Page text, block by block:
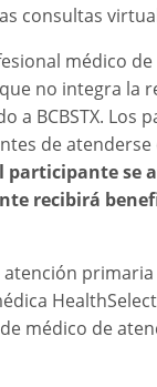
consultas
médico
no integra la
a BCBSTX.
de
participante se
recibirá
HealthSelect
médico de